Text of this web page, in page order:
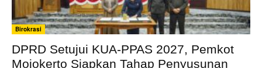
Birokrasi
DPRD Setujui KUA-PPAS 2027, Pemkot
Mojokerto Siapkan Tahap Penyusunan